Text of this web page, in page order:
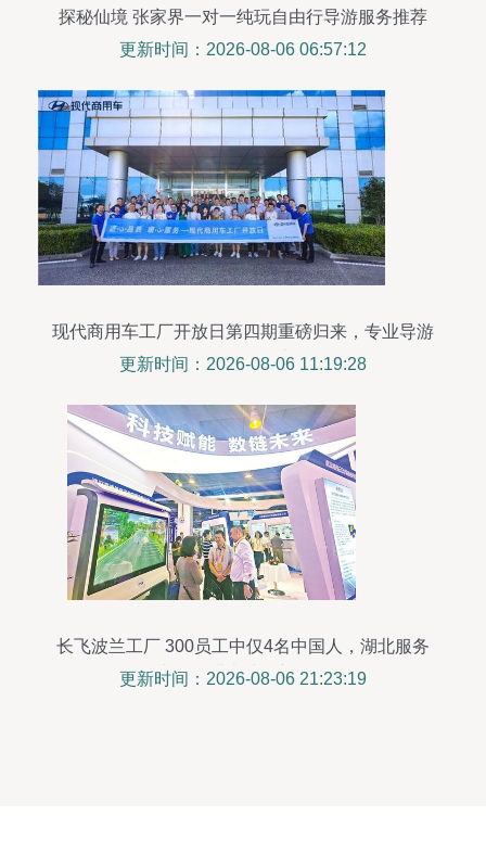
探秘仙境 张家界一对一纯玩自由行导游服务推荐
更新时间：2026-08-06 06:57:12
现代商用车工厂开放日第四期重磅归来，专业导游
服务引领探秘之旅
更新时间：2026-08-06 11:19:28
长飞波兰工厂 300员工中仅4名中国人，湖北服务
出海深耕本地化新路径
更新时间：2026-08-06 21:23:19